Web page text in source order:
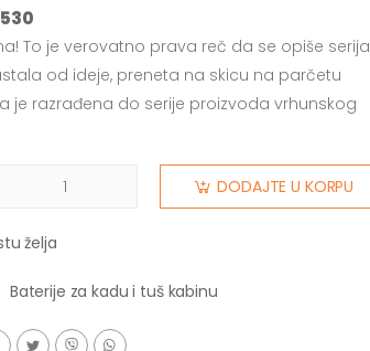
To je verovatno prava reč da se opiše serija
od ideje, preneta na skicu na parčetu
je razrađena do serije proizvoda vrhunskog
DODAJTE U KORPU
želja
Baterije za kadu i tuš kabinu